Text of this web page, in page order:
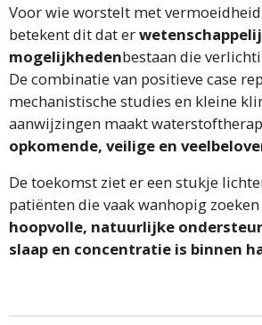
Voor wie worstelt met vermoeidheid
betekent dit dat er
mogelijkhedenbestaan die
De combinatie van positieve case
mechanistische studies en kleine
aanwijzingen maakt
opkomende, veilige en
De toekomst ziet er een stukje
patiënten die vaak wanhopig
hoopvolle, natuurlijke
slaap en concentratie is binnen